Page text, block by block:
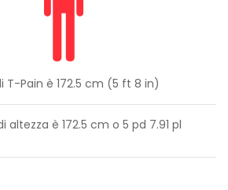
T-Pain è 172.5 cm (5 ft 8 in)
altezza è 172.5 cm o 5 pd 7.91 pl